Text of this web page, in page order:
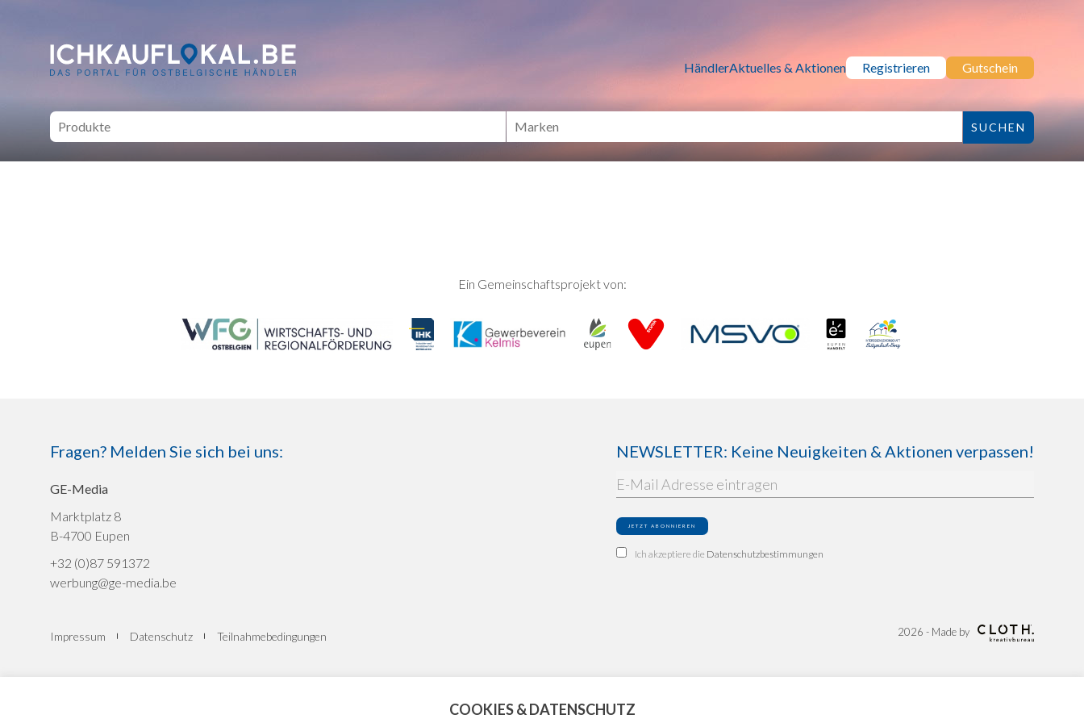
ich kauf lokal - Bei lokalen Händlern online Shoppen HändlerAktuelles & Aktionen Registrieren Gutschein
Ein Gemeinschaftsprojekt von:
Fragen? Melden Sie sich bei uns:
GE-Media
Marktplatz 8
B-4700 Eupen
+32 (0)87 591372
werbung@ge-media.be
NEWSLETTER: Keine Neuigkeiten & Aktionen verpassen!
Ich akzeptiere die Datenschutzbestimmungen
Impressum Datenschutz Teilnahmebedingungen 2026 - Made by
COOKIES & DATENSCHUTZ